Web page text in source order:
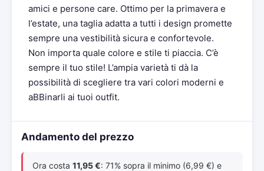
amici e persone care. Ottimo per la primavera e
l’estate, una taglia adatta a tutti i design promette
sempre una vestibilità sicura e confortevole.
Non importa quale colore e stile ti piaccia. C’è
sempre il tuo stile! L’ampia varietà ti dà la
possibilità di scegliere tra vari colori moderni e
aBBinarli ai tuoi outfit.
Andamento del prezzo
Ora costa 11,95 €: 71% sopra il minimo (6,99 €) e